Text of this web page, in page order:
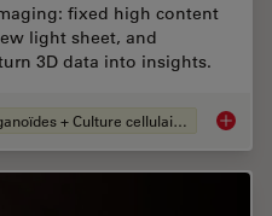
fixed high content
light sheet, and
3D data into insights.
Organoïdes + Culture cellulaire en 3D